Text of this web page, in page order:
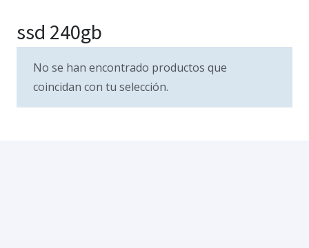
ssd 240gb
No se han encontrado productos que
coincidan con tu selección.